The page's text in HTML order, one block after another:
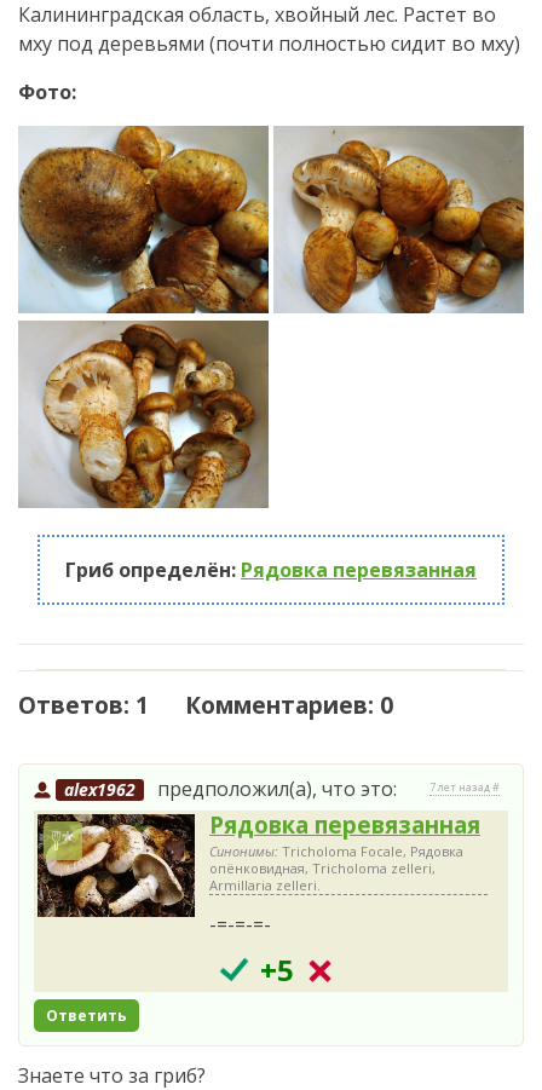
Калининградская область, хвойный лес. Растет во
мху под деревьями (почти полностью сидит во мху)
Фото:
Гриб определён: Рядовка перевязанная
Ответов: 1 Комментариев: 0
alex1962 предположил(а), что это: 7 лет назад #
Рядовка перевязанная
Синонимы: Tricholoma Focale, Рядовка
опёнковидная, Tricholoma zelleri,
Armillaria zelleri.
-=-=-=-
+5
Ответить
Знаете что за гриб?